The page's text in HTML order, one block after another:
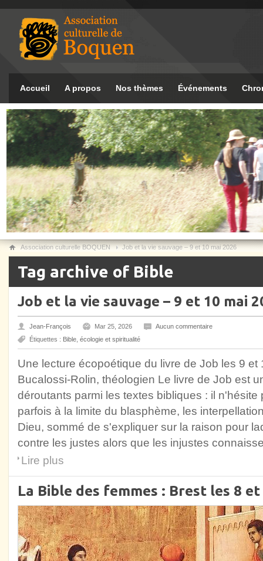
Accueil A propos Nos thèmes Événements
Association culturelle BOQUEN Job et la vie sauvage – 9 et 10 mai 2026
Tag archive of Bible
Job et la vie sauvage – 9 et 10 mai
Jean-François Mar 25, 2026
Aucun commentaire
Étiquettes : Bible écologie et spiritualité
Une lecture écopoétique du livre de Job les 9
Bucalossi-Rolin, théologien Le livre de Job est
déroutants parmi les textes bibliques : il n'hésite
parfois à la limite du blasphème, les
Dieu, sommé de s'expliquer sur la raison pour
contre les justes alors que les injustes
Lire plus
La Bible des femmes : Brest les 8